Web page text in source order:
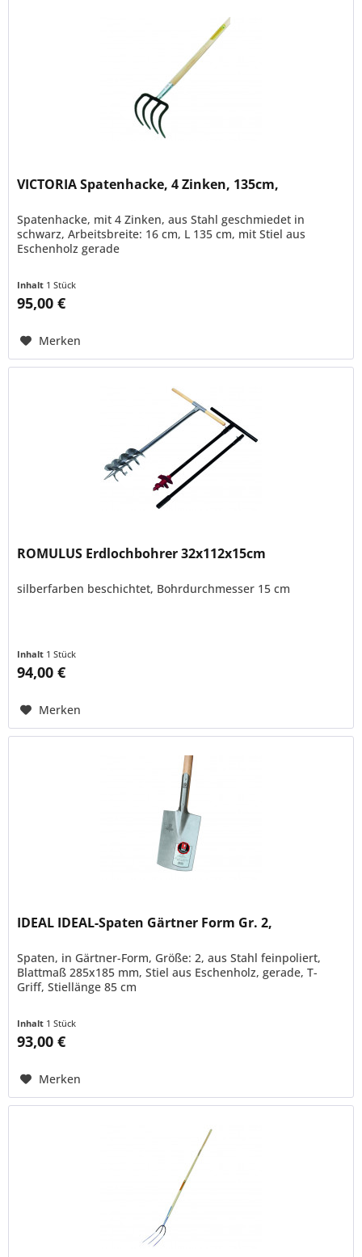
VICTORIA Spatenhacke, 4 Zinken, 135cm,
Spatenhacke, mit 4 Zinken, aus Stahl geschmiedet in
schwarz, Arbeitsbreite: 16 cm, L 135 cm, mit Stiel aus
Eschenholz gerade
Inhalt 1 Stück
95,00 €
Merken
ROMULUS Erdlochbohrer 32x112x15cm
silberfarben beschichtet, Bohrdurchmesser 15 cm
Inhalt 1 Stück
94,00 €
Merken
IDEAL IDEAL-Spaten Gärtner Form Gr. 2,
Spaten, in Gärtner-Form, Größe: 2, aus Stahl feinpoliert,
Blattmaß 285x185 mm, Stiel aus Eschenholz, gerade, T-
Griff, Stiellänge 85 cm
Inhalt 1 Stück
93,00 €
Merken